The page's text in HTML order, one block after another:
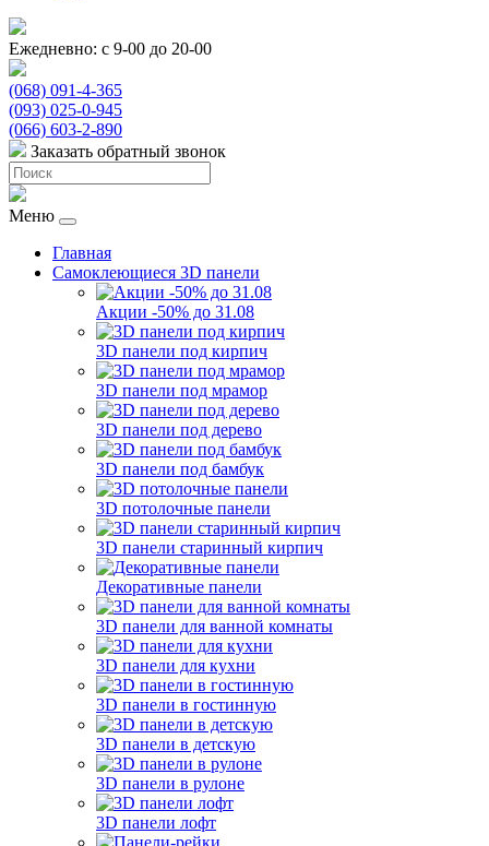
Ежедневно: с 9-00 до 20-00
(068) 091-4-365
(093) 025-0-945
(066) 603-2-890
Заказать обратный звонок
Меню
Главная
Самоклеющиеся 3D панели
Акции -50% до 31.08
3D панели под кирпич
3D панели под мрамор
3D панели под дерево
3D панели под бамбук
3D потолочные панели
3D панели старинный кирпич
Декоративные панели
3D панели для ванной комнаты
3D панели для кухни
3D панели в гостинную
3D панели в детскую
3D панели в рулоне
3D панели лофт